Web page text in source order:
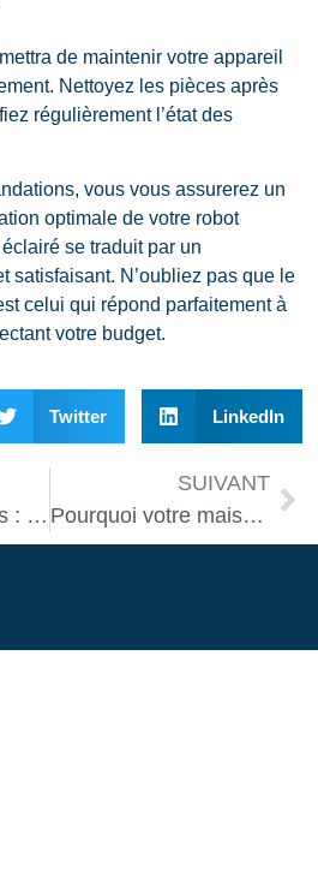
de maintenir votre appareil
Nettoyez les pièces après
régulièrement l’état des
vous vous assurerez un
optimale de votre robot
se traduit par un
satisfaisant. N’oubliez pas que le
celui qui répond parfaitement à
votre budget.
Twitter LinkedIn
Robots de secours : bien choisir pour une efficacité maximale
SUIVANT
Pourquoi votre maison pourrait devenir plus intelligente en 2025 ?